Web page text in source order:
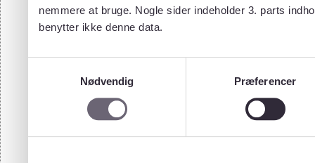
nemmere at bruge. Nogle sider indeholder 3. parts
benytter ikke denne data.
Nødvendig
Præferencer